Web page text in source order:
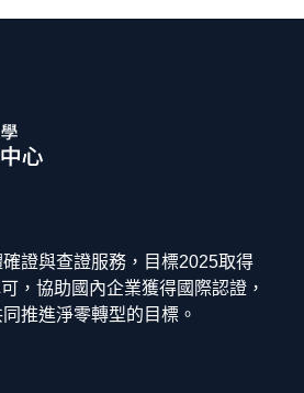
證與查證服務，目標2025取得
，協助國內企業獲得國際認證，
推進淨零轉型的目標。